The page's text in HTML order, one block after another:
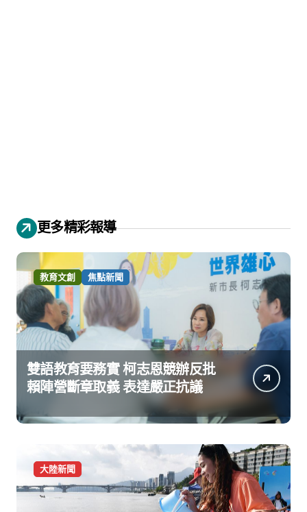
更多精彩報導
教育文創 焦點新聞
雙語教育要務實 柯志恩競辦反批
賴陣營斷章取義 表達嚴正抗議
大陸新聞